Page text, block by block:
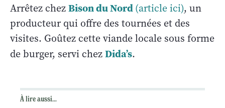
Arrêtez chezBison du Nord(article ici), un
producteur qui offre des tournées et des
visites. Goûtez cette viande locale sous forme
de burger, servi chezDida’s.
À lire aussi...